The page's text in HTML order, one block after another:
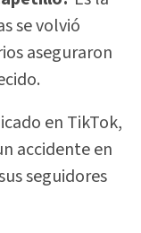
se volvió
aseguraron
en TikTok,
accidente en
seguidores